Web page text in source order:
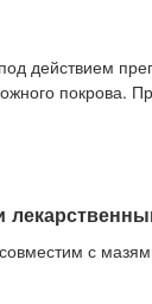
действием
покрова.
с